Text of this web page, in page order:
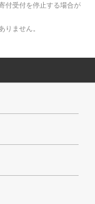
付受付を停止する場合が
りません。